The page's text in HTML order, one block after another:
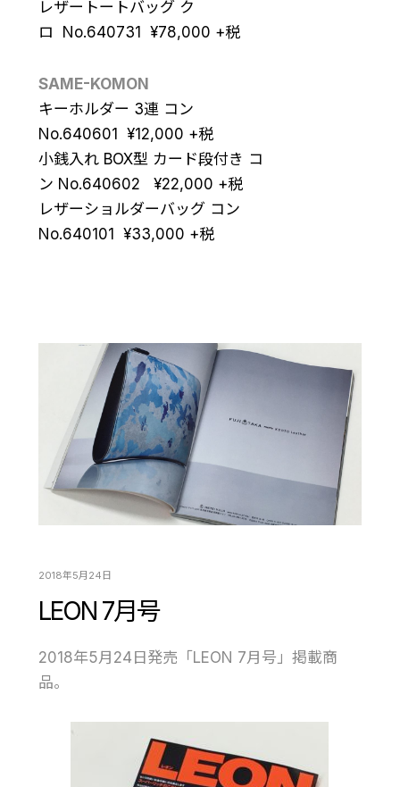
レザートートバッグ ク
ロ No.640731 ¥78,000 +税
SAME-KOMON
キーホルダー 3連 コン
No.640601 ¥12,000 +税
小銭入れ BOX型 カード段付き コ
ン No.640602 ¥22,000 +税
レザーショルダーバッグ コン
No.640101 ¥33,000 +税
2018年5月24日
LEON 7月号
2018年5月24日発売「LEON 7月号」掲載商
品。